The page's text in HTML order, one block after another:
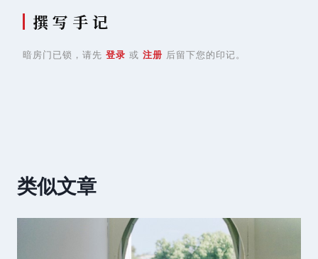
撰 写 手 记
暗房门已锁，请先 登录 或 注册 后留下您的印记。
类似文章